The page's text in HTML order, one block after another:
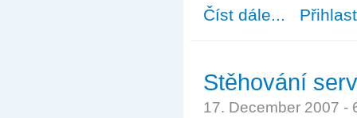
Číst dále... about Nový
Stěhování
17. December 2007